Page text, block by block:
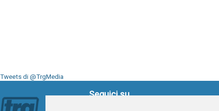
Tweets di @TrgMedia
Seguici su